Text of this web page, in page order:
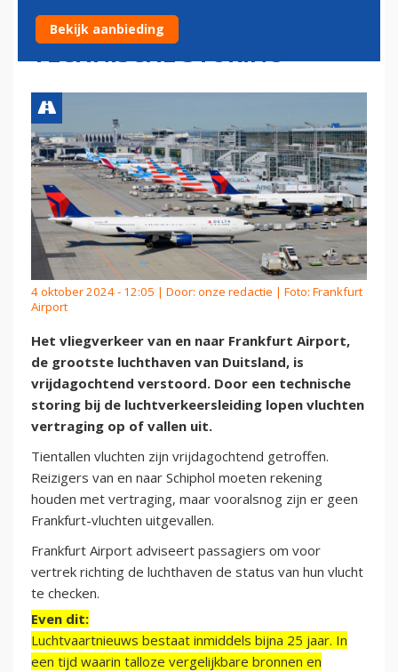
VERSTOORD DOOR
TECHNISCHE STORING
4 oktober 2024 - 12:05 | Door: onze redactie | Foto: Frankfurt
Airport
Het vliegverkeer van en naar Frankfurt Airport,
de grootste luchthaven van Duitsland, is
vrijdagochtend verstoord. Door een technische
storing bij de luchtverkeersleiding lopen vluchten
vertraging op of vallen uit.
Tientallen vluchten zijn vrijdagochtend getroffen.
Reizigers van en naar Schiphol moeten rekening
houden met vertraging, maar vooralsnog zijn er geen
Frankfurt-vluchten uitgevallen.
Frankfurt Airport adviseert passagiers om voor
vertrek richting de luchthaven de status van hun vlucht
te checken.
Even dit:
Luchtvaartnieuws bestaat inmiddels bijna 25 jaar. In
een tijd waarin talloze vergelijkbare bronnen en
Bekijk aanbieding